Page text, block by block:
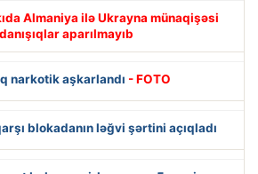
Almaniya ilə Ukrayna münaqişəsi
aparılmayıb
narkotik aşkarlandı - FOTO
blokadanın ləğvi şərtini açıqladı